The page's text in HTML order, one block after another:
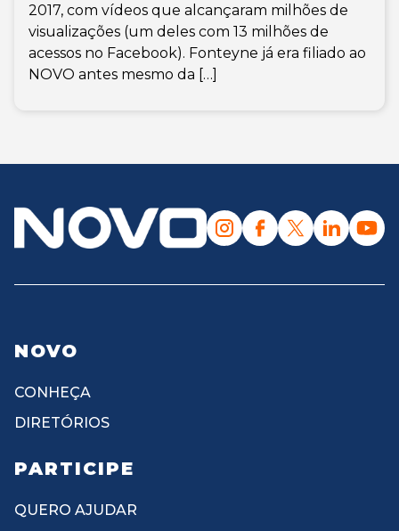
2017, com vídeos que alcançaram milhões de
visualizações (um deles com 13 milhões de
acessos no Facebook). Fonteyne já era filiado ao
NOVO antes mesmo da […]
NOVO
CONHEÇA
DIRETÓRIOS
PARTICIPE
QUERO AJUDAR